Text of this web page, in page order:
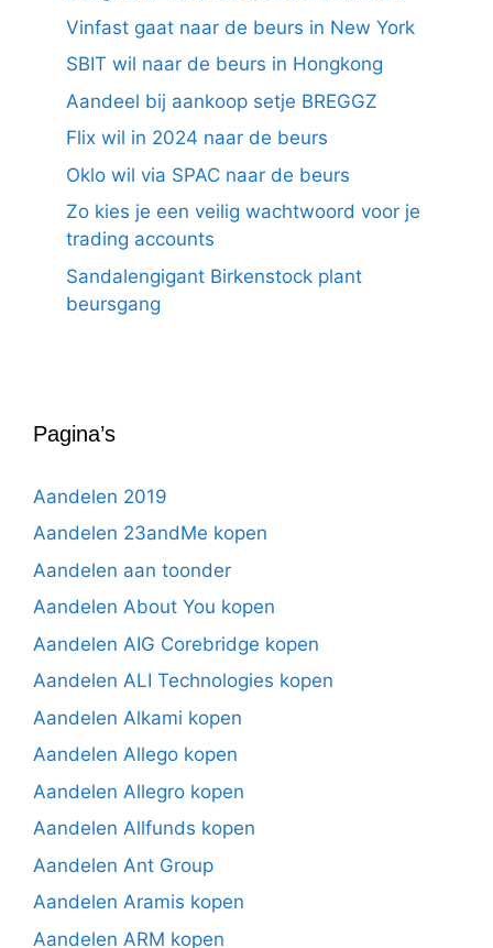
Vinfast gaat naar de beurs in New York
SBIT wil naar de beurs in Hongkong
Aandeel bij aankoop setje BREGGZ
Flix wil in 2024 naar de beurs
Oklo wil via SPAC naar de beurs
Zo kies je een veilig wachtwoord voor je
trading accounts
Sandalengigant Birkenstock plant
beursgang
Pagina’s
Aandelen 2019
Aandelen 23andMe kopen
Aandelen aan toonder
Aandelen About You kopen
Aandelen AIG Corebridge kopen
Aandelen ALI Technologies kopen
Aandelen Alkami kopen
Aandelen Allego kopen
Aandelen Allegro kopen
Aandelen Allfunds kopen
Aandelen Ant Group
Aandelen Aramis kopen
Aandelen ARM kopen